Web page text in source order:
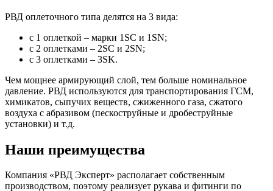
РВД оплеточного типа делятся на 3 вида:
с 1 оплеткой – марки 1SC и 1SN;
с 2 оплетками – 2SC и 2SN;
с 3 оплетками – 3SK.
Чем мощнее армирующий слой, тем больше номинальное
давление. РВД используются для транспортирования ГСМ,
химикатов, сыпучих веществ, сжиженного газа, сжатого
воздуха с абразивом (пескоструйные и дробеструйные
установки) и т.д.
Наши преимущества
Компания «РВД Эксперт» располагает собственным
производством, поэтому реализует рукава и фитинги по